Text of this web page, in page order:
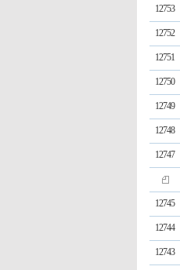
12753
12752
12751
12750
12749
12748
12747
12745
12744
12743